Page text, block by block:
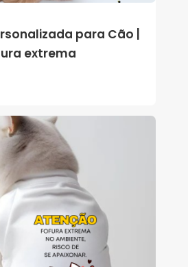
para Cão |
extrema